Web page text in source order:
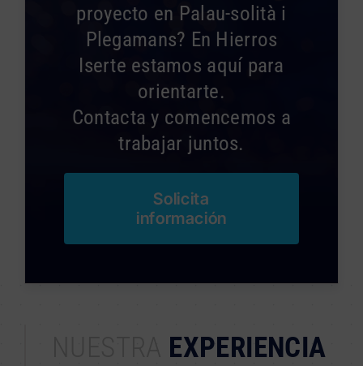
proyecto en Palau-solità i
Plegamans? En Hierros
Iserte estamos aquí para
orientarte.
Contacta y comencemos a
trabajar juntos.
Solicita
información
EXPERIENCIA